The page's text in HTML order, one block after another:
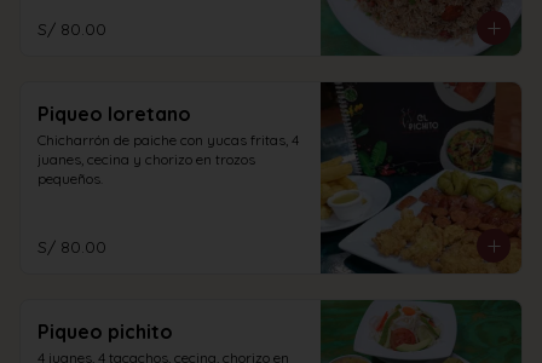
S/ 80.00
Piqueo loretano
Chicharrón de paiche con yucas fritas, 4
juanes, cecina y chorizo en trozos
pequeños.
S/ 80.00
Piqueo pichito
4 juanes, 4 tacachos, cecina, chorizo en